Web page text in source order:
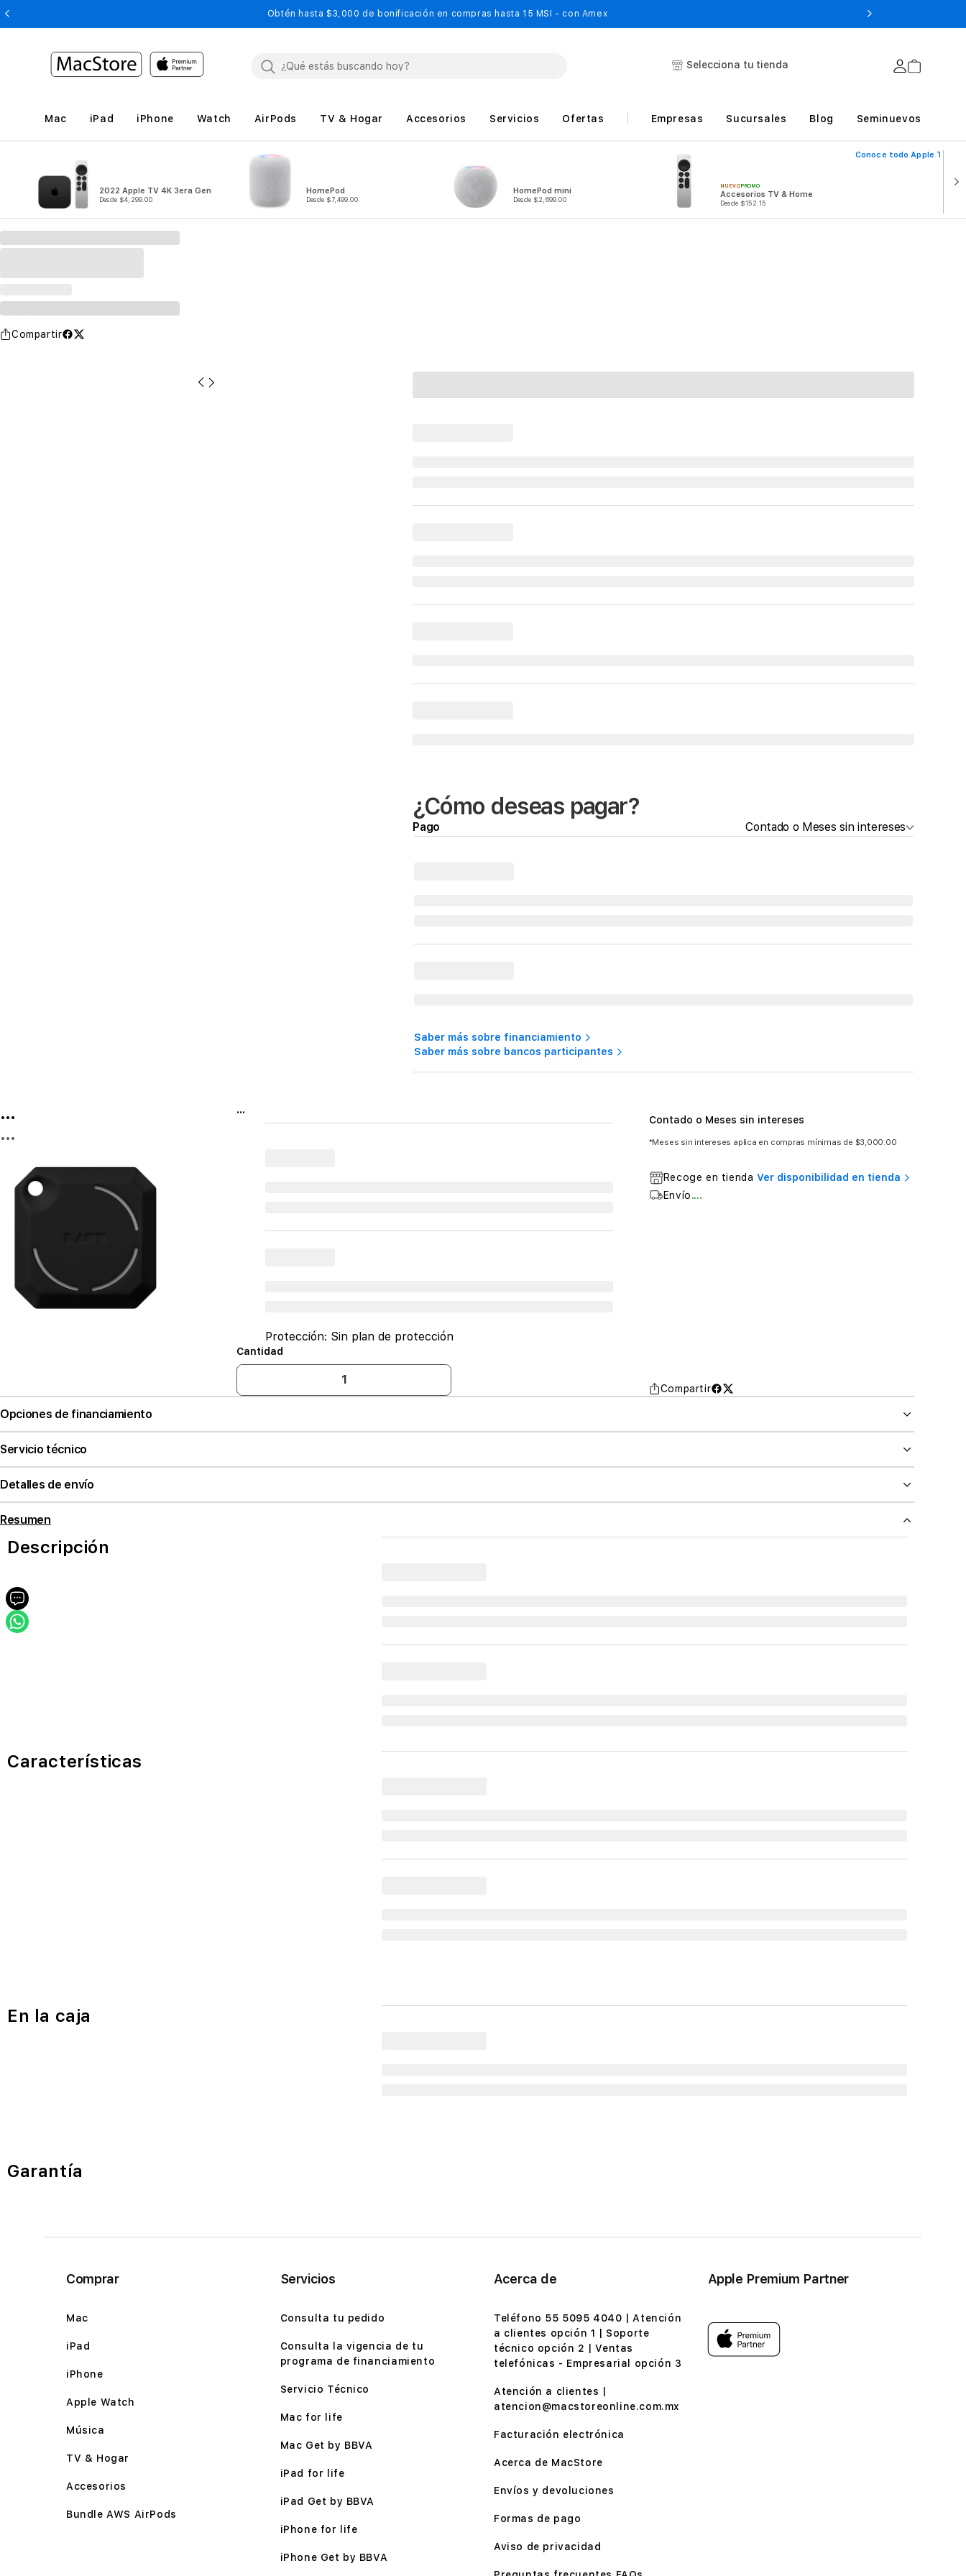
Obtén hasta $3,000 de bonificación en compras hasta 15 MSI - con Amex
Selecciona tu tienda
Mac iPad iPhone Watch AirPods TV & Hogar Accesorios Servicios Ofertas Empresas Sucursales Blog Seminuevos
2022 Apple TV 4K 3era Gen
Desde $4,299.00
HomePod
Desde $7,499.00
HomePod mini
Desde $2,699.00
NUEVOPROMO
Accesorios TV & Home
Desde $152.15
Conoce todo Apple TV &
Compartir
¿Cómo deseas pagar?
Pago Contado o Meses sin intereses
Saber más sobre financiamiento
Saber más sobre bancos participantes
...
...
...
Protección: Sin plan de protección
Cantidad
Contado o Meses sin intereses
*Meses sin intereses aplica en compras mínimas de $3,000.00
Recoge en tienda Ver disponibilidad en tienda
Envío....
Compartir
Opciones de financiamiento
Servicio técnico
Detalles de envío
Resumen
Descripción
Características
En la caja
Garantía
Comprar
Mac
iPad
iPhone
Apple Watch
Música
TV & Hogar
Accesorios
Bundle AWS AirPods
Servicios
Consulta tu pedido
Consulta la vigencia de tu
programa de financiamiento
Servicio Técnico
Mac for life
Mac Get by BBVA
iPad for life
iPad Get by BBVA
iPhone for life
iPhone Get by BBVA
Acerca de
Teléfono 55 5095 4040 | Atención
a clientes opción 1 | Soporte
técnico opción 2 | Ventas
telefónicas - Empresarial opción 3
Atención a clientes |
atencion@macstoreonline.com.mx
Facturación electrónica
Acerca de MacStore
Envíos y devoluciones
Formas de pago
Aviso de privacidad
Apple Premium Partner